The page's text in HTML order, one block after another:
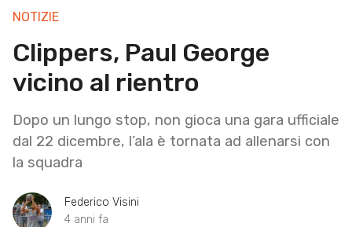
NOTIZIE
Clippers, Paul George
vicino al rientro
Dopo un lungo stop, non gioca una gara ufficiale
dal 22 dicembre, l’ala è tornata ad allenarsi con
la squadra
Federico Visini
4 anni fa